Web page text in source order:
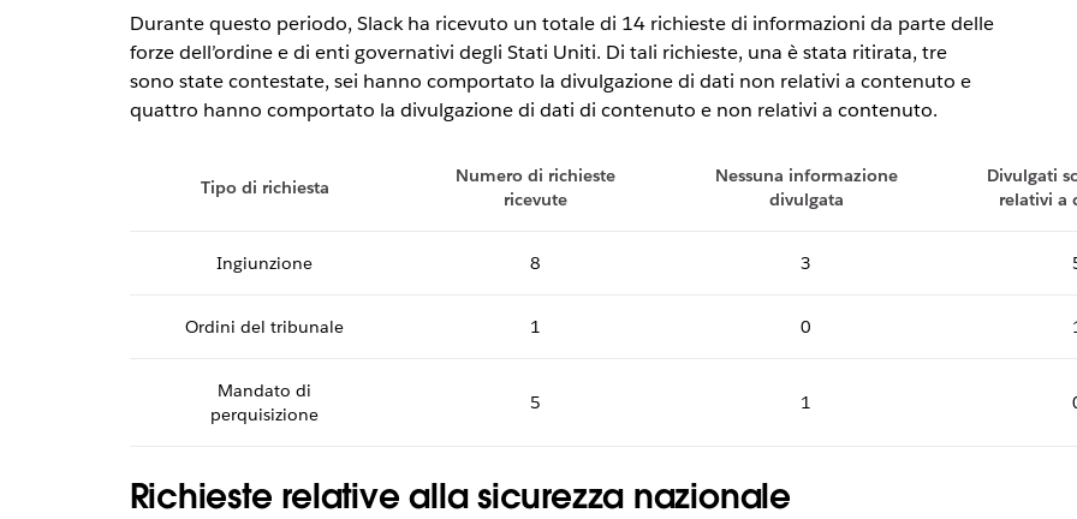
Durante questo periodo, Slack ha ricevuto un totale di 14 richieste di informazioni da parte delle
forze dell’ordine e di enti governativi degli Stati Uniti. Di tali richieste, una è stata ritirata, tre
sono state contestate, sei hanno comportato la divulgazione di dati non relativi a contenuto e
quattro hanno comportato la divulgazione di dati di contenuto e non relativi a contenuto.
Tipo di richiesta
Numero di richieste
ricevute
Nessuna informazione
divulgata
Divulgati
relativi a
Ingiunzione 8 3
Ordini del tribunale 1 0
Mandato di
perquisizione
5 1
Richieste relative alla sicurezza nazionale